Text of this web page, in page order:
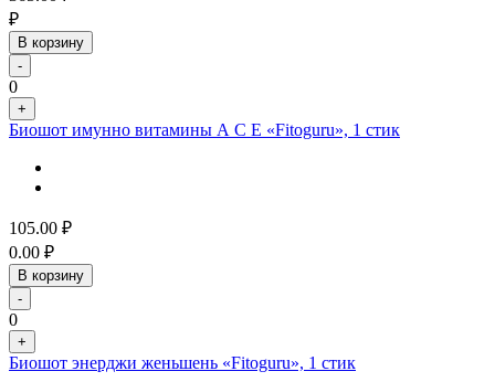
₽
В корзину
-
0
+
Биошот имунно витамины А С Е «Fitoguru», 1 стик
105.00 ₽
0.00 ₽
В корзину
-
0
+
Биошот энерджи женьшень «Fitoguru», 1 стик